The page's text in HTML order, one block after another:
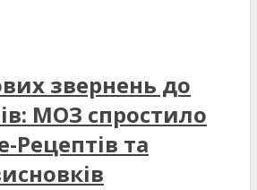
звернень до
МОЗ спростило
Рецептів та